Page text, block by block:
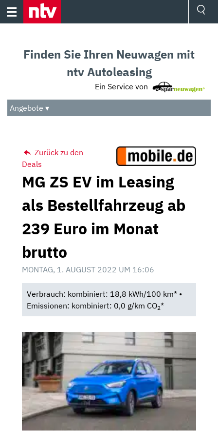
Skip
Audio
Das Beste
Finden Sie Ihren Neuwagen mit
ntv Autoleasing
Ein Service von
Angebote ▾
Zurück zu den
Deals
MG ZS EV im Leasing
als Bestellfahrzeug ab
239 Euro im Monat
brutto
MONTAG, 1. AUGUST 2022 UM 16:06
Verbrauch: kombiniert: 18,8 kWh/100 km* •
Emissionen: kombiniert: 0,0 g/km CO2*